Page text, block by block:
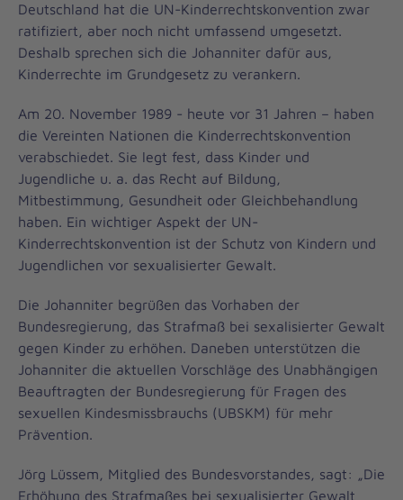
Deutschland hat die UN-Kinderrechtskonvention zwar
ratifiziert, aber noch nicht umfassend umgesetzt.
Deshalb sprechen sich die Johanniter dafür aus,
Kinderrechte im Grundgesetz zu verankern.
Am 20. November 1989 - heute vor 31 Jahren – haben
die Vereinten Nationen die Kinderrechtskonvention
verabschiedet. Sie legt fest, dass Kinder und
Jugendliche u. a. das Recht auf Bildung,
Mitbestimmung, Gesundheit oder Gleichbehandlung
haben. Ein wichtiger Aspekt der UN-
Kinderrechtskonvention ist der Schutz von Kindern und
Jugendlichen vor sexualisierter Gewalt.
Die Johanniter begrüßen das Vorhaben der
Bundesregierung, das Strafmaß bei sexalisierter Gewalt
gegen Kinder zu erhöhen. Daneben unterstützen die
Johanniter die aktuellen Vorschläge des Unabhängigen
Beauftragten der Bundesregierung für Fragen des
sexuellen Kindesmissbrauchs (UBSKM) für mehr
Prävention.
Jörg Lüssem, Mitglied des Bundesvorstandes, sagt: „Die
Erhöhung des Strafmaßes bei sexualisierter Gewalt